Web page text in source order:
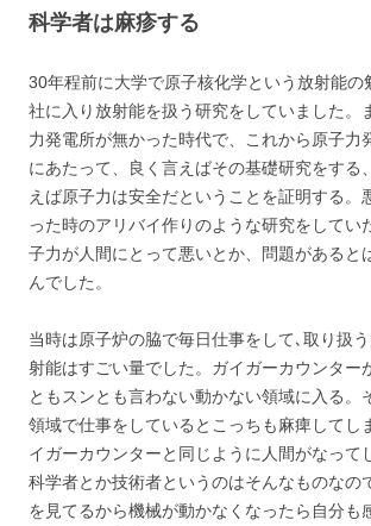
科学者は麻疹する
30年程前に大学で原子核化学という放射能の
社に入り放射能を扱う研究をしていました。
力発電所が無かった時代で、これから原子力
にあたって、良く言えばその基礎研究をする
えば原子力は安全だということを証明する。
った時のアリバイ作りのような研究をしてい
子力が人間にとって悪いとか、問題があると
んでした。
当時は原子炉の脇で毎日仕事をして､取り扱
射能はすごい量でした。ガイガーカウンター
ともスンとも言わない動かない領域に入る。
領域で仕事をしているとこっちも麻痺してし
イガーカウンターと同じように人間がなって
科学者とか技術者というのはそんなものなの
を見てるから機械が動かなくなったら自分も